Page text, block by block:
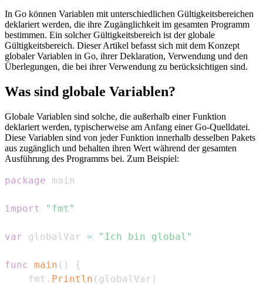
In Go können Variablen mit unterschiedlichen Gültigkeitsbereichen
deklariert werden, die ihre Zugänglichkeit im gesamten Programm
bestimmen. Ein solcher Gültigkeitsbereich ist der globale
Gültigkeitsbereich. Dieser Artikel befasst sich mit dem Konzept
globaler Variablen in Go, ihrer Deklaration, Verwendung und den
Überlegungen, die bei ihrer Verwendung zu berücksichtigen sind.
Was sind globale Variablen?
Globale Variablen sind solche, die außerhalb einer Funktion
deklariert werden, typischerweise am Anfang einer Go-Quelldatei.
Diese Variablen sind von jeder Funktion innerhalb desselben Pakets
aus zugänglich und behalten ihren Wert während der gesamten
Ausführung des Programms bei. Zum Beispiel:
package
import "fmt"
var globalVar = "Ich bin global"
func main ( )
{
    fmt
. Println ( globalVar )